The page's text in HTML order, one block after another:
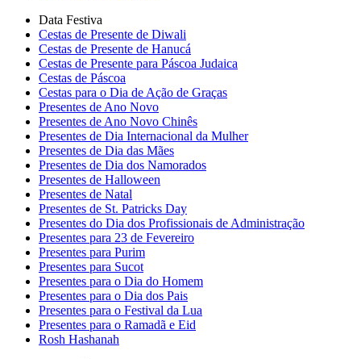
Data Festiva
Cestas de Presente de Diwali
Cestas de Presente de Hanucá
Cestas de Presente para Páscoa Judaica
Cestas de Páscoa
Cestas para o Dia de Ação de Graças
Presentes de Ano Novo
Presentes de Ano Novo Chinês
Presentes de Dia Internacional da Mulher
Presentes de Dia das Mães
Presentes de Dia dos Namorados
Presentes de Halloween
Presentes de Natal
Presentes de St. Patricks Day
Presentes do Dia dos Profissionais de Administração
Presentes para 23 de Fevereiro
Presentes para Purim
Presentes para Sucot
Presentes para o Dia do Homem
Presentes para o Dia dos Pais
Presentes para o Festival da Lua
Presentes para o Ramadã e Eid
Rosh Hashanah